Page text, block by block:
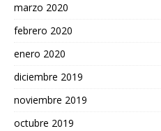
marzo 2020
febrero 2020
enero 2020
diciembre 2019
noviembre 2019
octubre 2019